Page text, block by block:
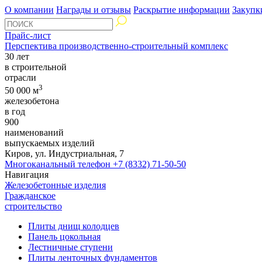
О компании Награды и отзывы Раскрытие информации
Прайс-лист
Перспектива производственно-строительный комплекс
30 лет
в строительной
отрасли
50 000 м3
железобетона
в год
900
наименований
выпускаемых изделий
Киров, ул. Индустриальная, 7
Многоканальный телефон +7 (8332) 71-50-50
Навигация
Железобетонные изделия
Гражданское
строительство
Плиты днищ колодцев
Панель цокольная
Лестничные ступени
Плиты ленточных фундаментов